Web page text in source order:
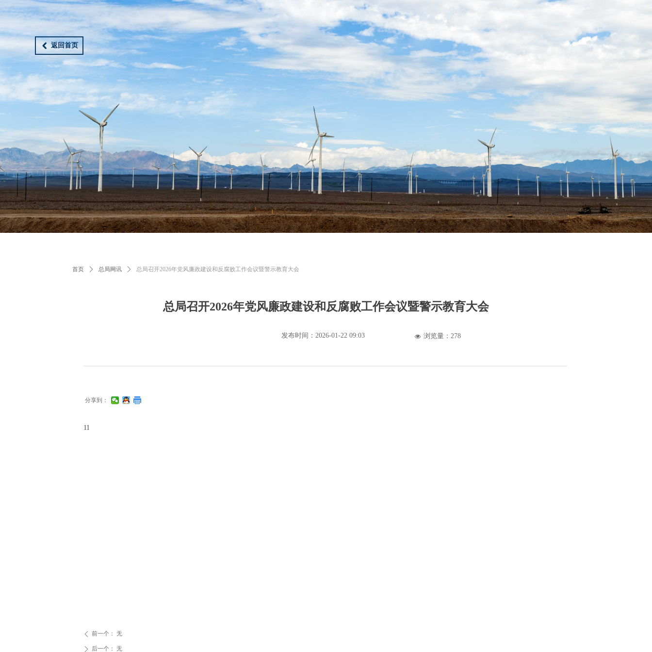
낒 返回首页
总局召开2026年党风廉政建设和反腐败工作会议暨警示教育大会
11
ꄴ 前一个： 无
ꄲ 后一个： 无
发布时间： 2026-01-22 09:03 넶 浏览量： 278
首页 ꄲ 总局网讯 ꄲ 总局召开2026年党风廉政建设和反腐败工作会议暨警示教育大会
分享到：